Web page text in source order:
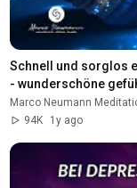
Schnell und sorglos
- wunderschöne
Marco Neumann
94K
1y ago